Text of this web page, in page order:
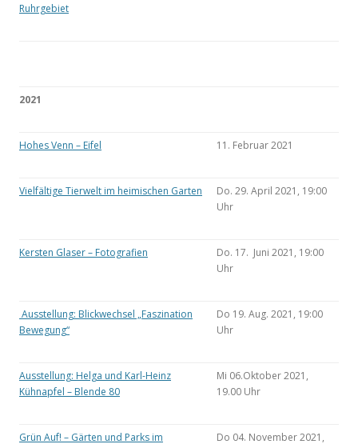
Ruhrgebiet
2021
Hohes Venn – Eifel 11. Februar 2021
Vielfältige Tierwelt im heimischen Garten
Do. 29. April 2021, 19:00
Uhr
Kersten Glaser – Fotografien
Do. 17. Juni 2021, 19:00
Uhr
Ausstellung: Blickwechsel „Faszination
Bewegung“
Do 19. Aug. 2021, 19:00
Uhr
Ausstellung: Helga und Karl-Heinz
Kühnapfel – Blende 80
Mi 06.Oktober 2021,
19.00 Uhr
Grün Auf! – Gärten und Parks im
Do 04. November 2021,